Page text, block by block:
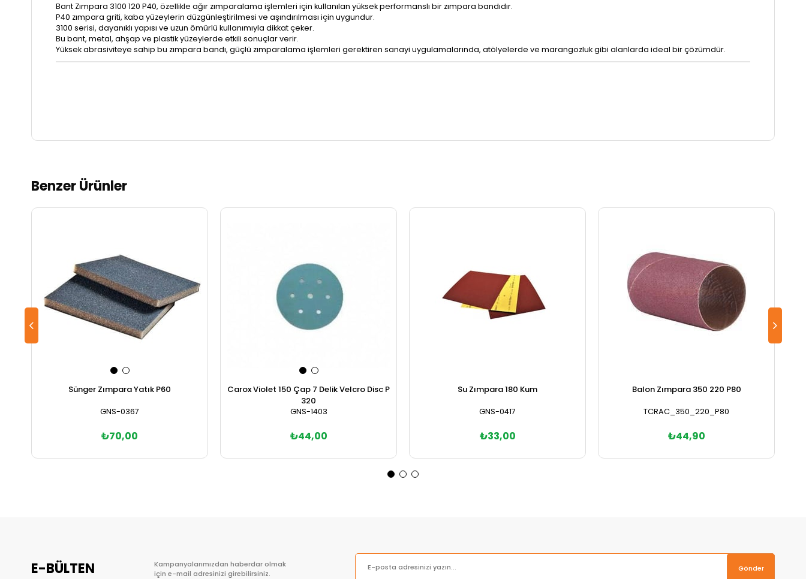
Bant Zımpara 3100 120 P40, özellikle ağır zımparalama işlemleri için kullanılan yüksek performanslı bir zımpara bandıdır.
P40 zımpara griti, kaba yüzeylerin düzgünleştirilmesi ve aşındırılması için uygundur.
3100 serisi, dayanıklı yapısı ve uzun ömürlü kullanımıyla dikkat çeker.
Bu bant, metal, ahşap ve plastik yüzeylerde etkili sonuçlar verir.
Yüksek abrasiviteye sahip bu zımpara bandı, güçlü zımparalama işlemleri gerektiren sanayi uygulamalarında, atölyelerde ve marangozluk gibi alanlarda ideal bir çözümdür.
Benzer Ürünler
Sünger Zımpara Yatık P60
GNS-0367
₺70,00
Carox Violet 150 Çap 7 Delik Velcro Disc P
320
GNS-1403
₺44,00
Su Zımpara 180 Kum
GNS-0417
₺33,00
Balon Zımpara 350 220 P80
TCRAC_350_220_P80
₺44,90
E-BÜLTEN
Kampanyalarımızdan haberdar olmak
için e-mail adresinizi girebilirsiniz.
Gönder